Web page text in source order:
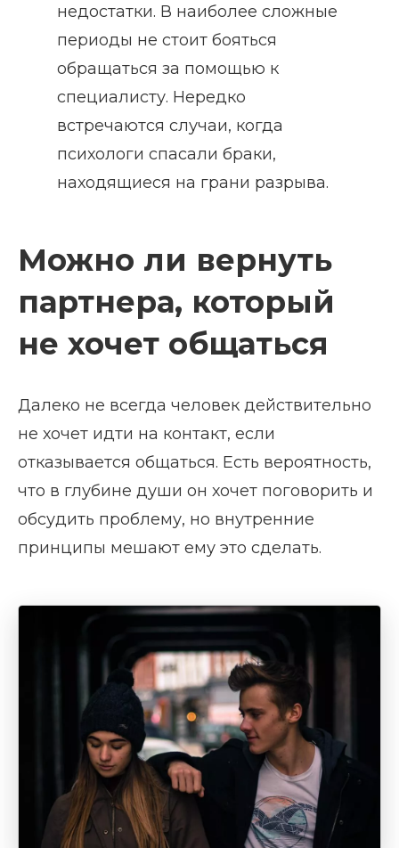
недостатки. В наиболее сложные
периоды не стоит бояться
обращаться за помощью к
специалисту. Нередко
встречаются случаи, когда
психологи спасали браки,
находящиеся на грани разрыва.
Можно ли вернуть
партнера, который
не хочет общаться
Далеко не всегда человек действительно
не хочет идти на контакт, если
отказывается общаться. Есть вероятность,
что в глубине души он хочет поговорить и
обсудить проблему, но внутренние
принципы мешают ему это сделать.